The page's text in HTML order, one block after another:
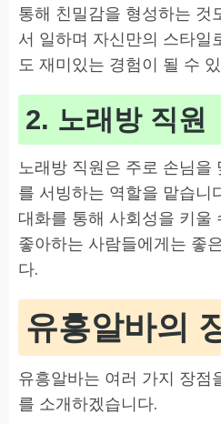
통해 친밀감을 형성하는 것
서 일하며 자신만의 스타일
도 재미있는 경험이 될 수
2. 노래방 직원
노래방 직원은 주로 손님을
를 서빙하는 역할을 맡습니
대화를 통해 사회성을 키울
좋아하는 사람들에게는 좋
다.
유흥알바의
유흥알바는 여러 가지 장점
를 소개하겠습니다.